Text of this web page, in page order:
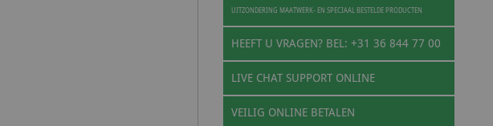
UITZONDERING MAATWERK- EN SPECIAAL BESTELDE PRODUCTEN
HEEFT U VRAGEN? BEL: +31 36 844 77 00
LIVE CHAT SUPPORT ONLINE
VEILIG ONLINE BETALEN